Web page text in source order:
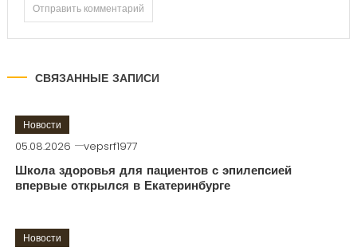
СВЯЗАННЫЕ ЗАПИСИ
Новости
05.08.2026 vepsrf1977
Школа здоровья для пациентов с эпилепсией
впервые открылся в Екатеринбурге
Новости